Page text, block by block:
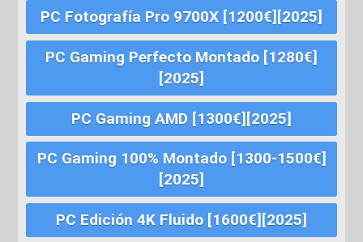
PC Fotografía Pro 9700X [1200€][2025]
PC Gaming Perfecto Montado [1280€]
[2025]
PC Gaming AMD [1300€][2025]
PC Gaming 100% Montado [1300-1500€]
[2025]
PC Edición 4K Fluido [1600€][2025]